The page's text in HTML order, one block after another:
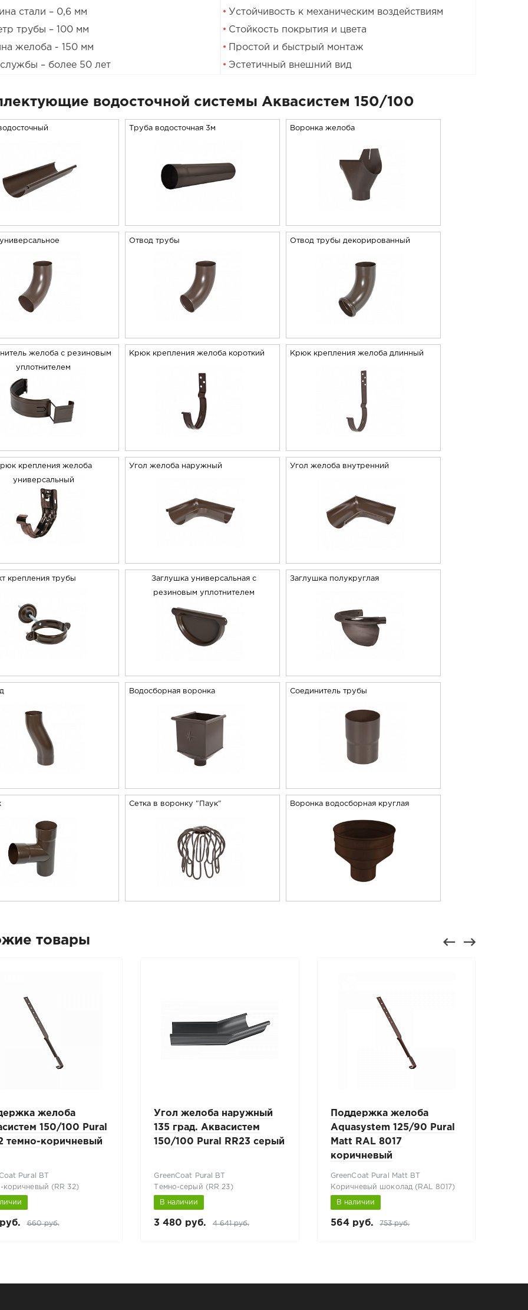
стали – 0,6 мм
трубы – 100 мм
желоба - 150 мм
– более 50 лет
Устойчивость к механическим воздействиям
Стойкость покрытия и цвета
Простой и быстрый монтаж
Эстетичный внешний вид
водосточной системы Аквасистем 150/100
Труба водосточная 3м Воронка желоба
Отвод трубы Отвод трубы декорированный
желоба с резиновым
уплотнителем
Крюк крепления желоба короткий Крюк крепления желоба длинный
крепления желоба
универсальный
Угол желоба наружный Угол желоба внутренний
крепления трубы Заглушка универсальная с
резиновым уплотнителем
Заглушка полукруглая
Водосборная воронка Соединитель трубы
Сетка в воронку "Паук" Воронка водосборная круглая
товары
желоба
150/100 Pural
темно-коричневый
Pural BT
коричневый (RR 32)
660 руб.
Угол желоба наружный
135 град. Аквасистем
150/100 Pural RR23 серый
GreenCoat Pural BT
Темно-серый (RR 23)
В наличии
3 480 руб. 4 641 руб.
Поддержка желоба
Aquasystem 125/90 Pural
Matt RAL 8017
коричневый
GreenCoat Pural Matt BT
Коричневый шоколад (RAL 8017)
В наличии
564 руб. 753 руб.